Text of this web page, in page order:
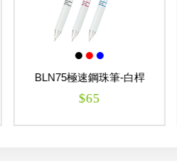
BLN75極速鋼珠筆-白桿
0.5mm ENERGEL
$65